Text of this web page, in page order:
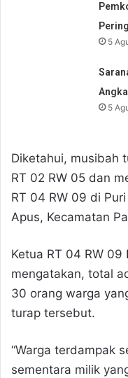
5
5
Diketahui, musibah
RT 02 RW 05 dan
RT 04 RW 09 di
Apus, Kecamatan
Ketua RT 04 RW 09
mengatakan, total
30 orang warga
turap tersebut.
“Warga terdampak
sementara milik